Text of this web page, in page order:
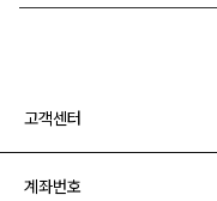
고객센터
계좌번호